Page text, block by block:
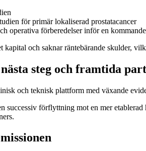
för primär lokaliserad prostatacancer
operativa förberedelser inför en
kapital och saknar räntebärande skulder,
steg och framtida
och teknisk plattform med växande
successiv förflyttning mot en mer